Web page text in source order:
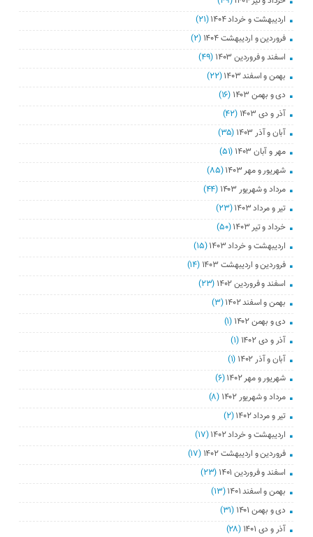
اردیبهشت و خرداد ۱۴۰۴
(۲۱)
فروردین و اردیبهشت ۱۴۰۴
(۲)
اسفند و فروردین ۱۴۰۳
(۴۹)
بهمن و اسفند ۱۴۰۳
(۲۲)
دی و بهمن ۱۴۰۳
(۱۶)
آذر و دی ۱۴۰۳
(۴۲)
آبان و آذر ۱۴۰۳
(۳۵)
مهر و آبان ۱۴۰۳
(۵۱)
شهریور و مهر ۱۴۰۳
(۸۵)
مرداد و شهریور ۱۴۰۳
(۴۴)
تیر و مرداد ۱۴۰۳
(۲۳)
خرداد و تیر ۱۴۰۳
(۵۰)
اردیبهشت و خرداد ۱۴۰۳
(۱۵)
فروردین و اردیبهشت ۱۴۰۳
(۱۴)
اسفند و فروردین ۱۴۰۲
(۲۳)
بهمن و اسفند ۱۴۰۲
(۳)
دی و بهمن ۱۴۰۲
(۱)
آذر و دی ۱۴۰۲
(۱)
آبان و آذر ۱۴۰۲
(۱)
شهریور و مهر ۱۴۰۲
(۶)
مرداد و شهریور ۱۴۰۲
(۸)
تیر و مرداد ۱۴۰۲
(۲)
اردیبهشت و خرداد ۱۴۰۲
(۱۷)
فروردین و اردیبهشت ۱۴۰۲
(۱۷)
اسفند و فروردین ۱۴۰۱
(۲۳)
بهمن و اسفند ۱۴۰۱
(۱۳)
دی و بهمن ۱۴۰۱
(۳۱)
آذر و دی ۱۴۰۱
(۲۸)